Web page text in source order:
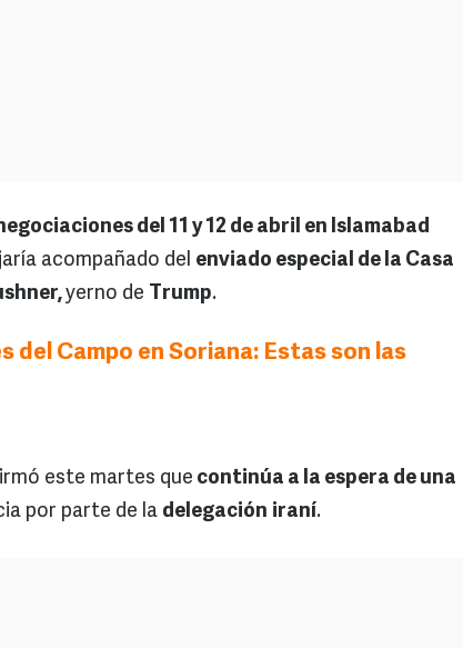
del 11 y 12 de abril en Islamabad
acompañado del enviado especial de la Casa
yerno de Trump.
del Campo en Soriana: Estas son las
este martes que continúa a la espera de una
por parte de la delegación iraní.